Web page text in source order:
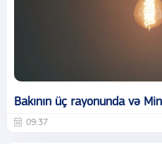
Bakının üç rayonunda və
09:37